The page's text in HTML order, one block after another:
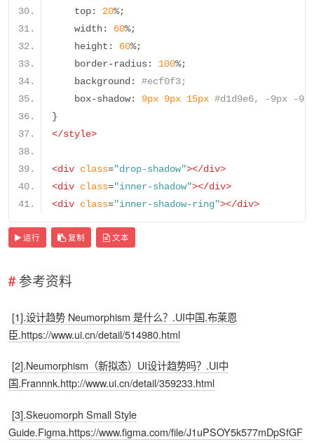
    top
: 20%;
    width
: 60%;
    height
: 60%;
    border
-radius: 100%;
    background
:
#ecf0f3;
    box
-shadow: 9px 9px 15px #d1d9e6, -9px -
}
</style>
<div class="drop-shadow"></div>
<div class="inner-shadow"></div>
<div class="inner-shadow-ring"></div>
运行 复制 文本
参考资料
[1].设计趋势 Neumorphism 是什么？.UI中国.布莱恩
臣.https://www.ui.cn/detail/514980.html
[2].Neumorphism（新拟态）UI设计趋势吗？.UI中
国.Frannnk.http://www.ui.cn/detail/359233.html
[3].Skeuomorph Small Style
Guide.Figma.https://www.figma.com/file/J1uPSOY5k577mDpSfGF